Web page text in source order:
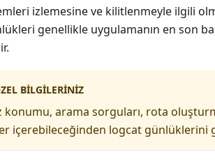
izlemesine ve kilitlenmeyle ilgili
genellikle uygulamanın en son
BILGILERINIZ
konumu, arama sorguları, rota
içerebileceğinden logcat günlüklerini